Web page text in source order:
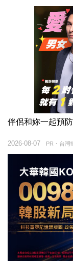
伴侶和妳一起預
PR・台灣
2026-08-07